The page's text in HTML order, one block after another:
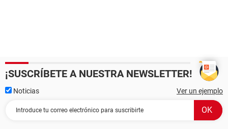
¡SUSCRÍBETE A NUESTRA NEWSLETTER!
Noticias Ver un ejemplo